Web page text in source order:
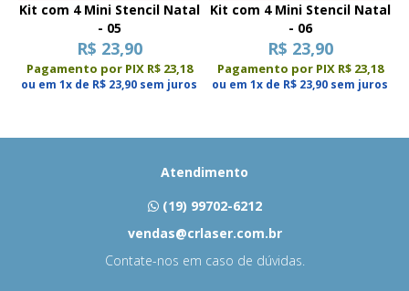
Kit com 4 Mini Stencil Natal
- 05
R$ 23,90
Pagamento por PIX R$ 23,18
ou em 1x de R$ 23,90 sem juros
Kit com 4 Mini Stencil Natal
- 06
R$ 23,90
Pagamento por PIX R$ 23,18
ou em 1x de R$ 23,90 sem juros
Atendimento
(19) 99702-6212
vendas@crlaser.com.br
Contate-nos em caso de dúvidas.